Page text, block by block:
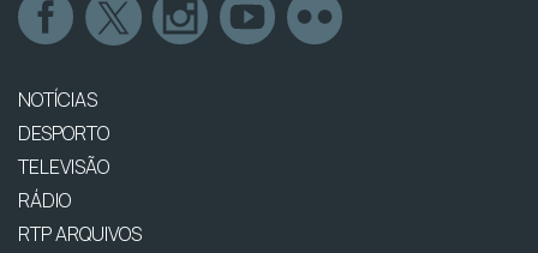
NOTÍCIAS
DESPORTO
TELEVISÃO
RÁDIO
RTP ARQUIVOS